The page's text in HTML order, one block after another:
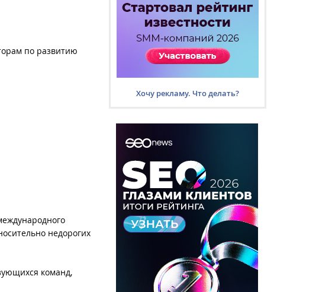
по развитию
недорогих
команд,
Хочу рекламу. Что делать?